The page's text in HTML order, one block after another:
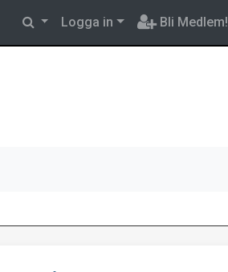
Logga in Bli Medlem!